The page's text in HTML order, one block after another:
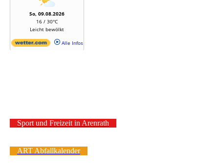
Sport und Freizeit in Arenrath
ART Abfallkalender